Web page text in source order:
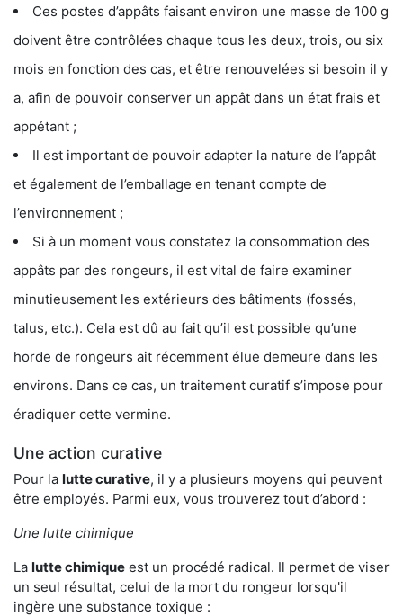
Ces postes d’appâts faisant environ une masse de 100 g
doivent être contrôlées chaque tous les deux, trois, ou six
mois en fonction des cas, et être renouvelées si besoin il y
a, afin de pouvoir conserver un appât dans un état frais et
appétant ;
Il est important de pouvoir adapter la nature de l’appât
et également de l’emballage en tenant compte de
l’environnement ;
Si à un moment vous constatez la consommation des
appâts par des rongeurs, il est vital de faire examiner
minutieusement les extérieurs des bâtiments (fossés,
talus, etc.). Cela est dû au fait qu’il est possible qu’une
horde de rongeurs ait récemment élue demeure dans les
environs. Dans ce cas, un traitement curatif s’impose pour
éradiquer cette vermine.
Une action curative
Pour la lutte curative, il y a plusieurs moyens qui peuvent
être employés. Parmi eux, vous trouverez tout d’abord :
Une lutte chimique
La lutte chimique est un procédé radical. Il permet de viser
un seul résultat, celui de la mort du rongeur lorsqu'il
ingère une substance toxique :